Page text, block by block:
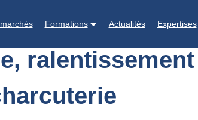
Formations Actualités Expertises